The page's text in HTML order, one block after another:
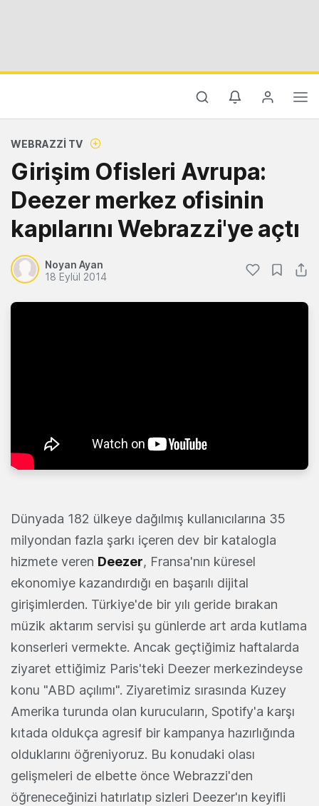
WEBRAZZI TV
Girişim Ofisleri Avrupa:
Deezer merkez ofisinin
kapılarını Webrazzi'ye açtı
Noyan Ayan
18 Eylül 2014
Dünyada 182 ülkeye dağılmış kullanıcılarına 35
milyondan fazla şarkı içeren dev bir katalogla
hizmete veren Deezer, Fransa'nın küresel
ekonomiye kazandırdığı en başarılı dijital
girişimlerden. Türkiye'de bir yılı geride bırakan
müzik aktarım servisi şu günlerde art arda kutlama
konserleri vermekte. Ancak geçtiğimiz haftalarda
ziyaret ettiğimiz Paris'teki Deezer merkezindeyse
konu "ABD açılımı". Ziyaretimiz sırasında Kuzey
Amerika turunda olan kurucuların, Spotify'a karşı
kıtada oldukça agresif bir kampanya hazırlığında
olduklarını öğreniyoruz. Bu konudaki olası
gelişmeleri de elbette önce Webrazzi'den
öğreneceğinizi hatırlatıp sizleri Deezer'ın keyifli